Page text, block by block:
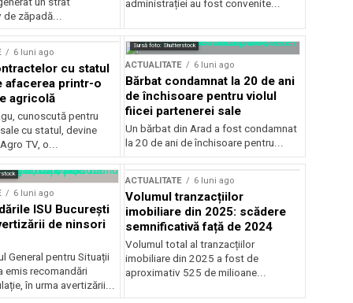
zăpadă...
administrației au fost convenite...
6 luni ago
cu statul
afacerea printr-o
agricolă
cunoscută pentru
cu statul, devine
TV, o...
Sursă foto: Shutterstock
ACTUALITATE 6 luni ago
Bărbat condamnat la 20 de ani
de închisoare pentru violul
fiicei partenerei sale
Un bărbat din Arad a fost condamnat
la 20 de ani de închisoare pentru...
6 luni ago
ISU București
de ninsori
General pentru Situații
emis recomandări
în urma avertizării...
ACTUALITATE 6 luni ago
Volumul tranzacțiilor
imobiliare din 2025: scădere
semnificativă față de 2024
Volumul total al tranzacțiilor
imobiliare din 2025 a fost de
aproximativ 525 de milioane...